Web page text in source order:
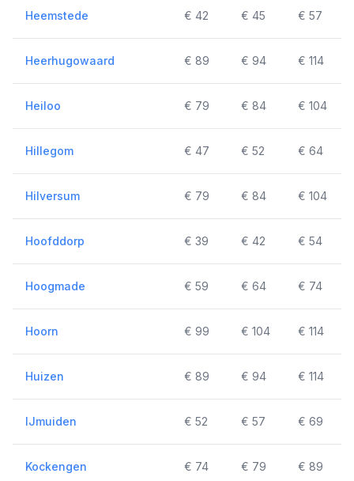
Heemstede € 42 € 45 € 57
Heerhugowaard € 89 € 94 € 114
Heiloo € 79 € 84 € 104
Hillegom € 47 € 52 € 64
Hilversum € 79 € 84 € 104
Hoofddorp € 39 € 42 € 54
Hoogmade € 59 € 64 € 74
Hoorn € 99 € 104 € 114
Huizen € 89 € 94 € 114
IJmuiden € 52 € 57 € 69
Kockengen € 74 € 79 € 89